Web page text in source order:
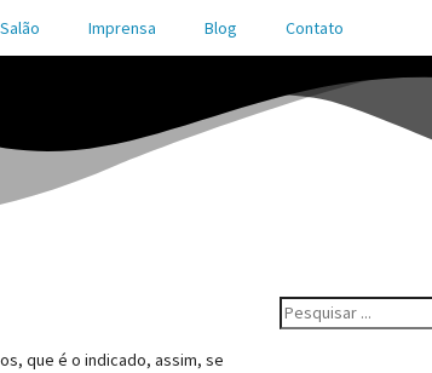
Imprensa Blog Contato
que é o indicado, assim, se